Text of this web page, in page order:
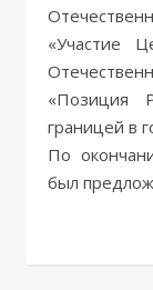
«Участие
«Позиция
границей в
По
был